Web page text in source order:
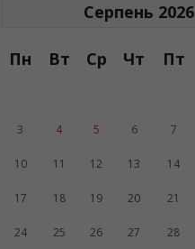
Серпень 2026
Пн Вт Ср Чт Пт
3 4 5 6 7
10 11 12 13 14
17 18 19 20 21
24 25 26 27 28